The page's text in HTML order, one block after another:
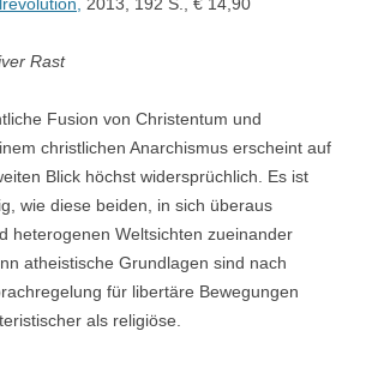
Rast
Fusion von Christentum und
christlichen Anarchismus erscheint auf
Blick höchst widersprüchlich. Es ist
wie diese beiden, in sich überaus
heterogenen Weltsichten zueinander
atheistische Grundlagen sind nach
für libertäre Bewegungen
als religiöse.